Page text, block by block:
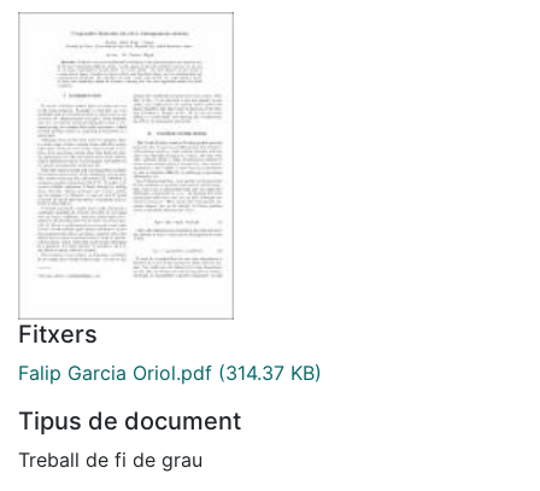
Fitxers
Falip Garcia Oriol.pdf (314.37 KB)
Tipus de document
Treball de fi de grau